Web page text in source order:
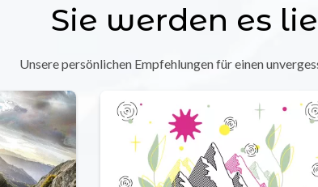
Sie werden es
Unsere persönlichen Empfehlungen für einen